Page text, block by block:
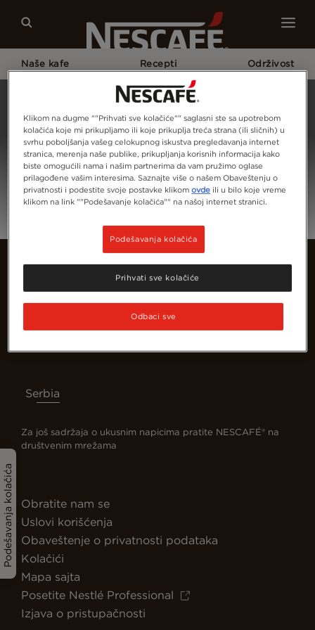
Naše kafe Recepti Održivost
Prijava
Podešavanja kolačića
Serbia
Za još sadržaja o ukusnim napicima pratite NESCAFÉ® na
društvenim mrežama
Obratite nam se
Uslovi korišćenja
Obaveštenje o privatnosti podataka
Kolačići
Mapa sajta
Posetite Nestlé Professional
Izjava o pristupačnosti
Klikom na dugme ""Prihvati sve kolačiće"" saglasni ste sa upotrebom
kolačića koje mi prikupljamo ili koje prikuplja treća strana (ili sličnih) u
svrhu poboljšanja vašeg celokupnog iskustva pregledavanja internet
stranica, merenja naše publike, prikupljanja korisnih informacija kako
biste omogućili nama i našim partnerima da vam pružimo oglase
prilagođene vašim interesima. Saznajte više o našem Obaveštenju o
privatnosti i podestite svoje postavke klikomovde ili u bilo koje vreme
klikom na link ""Podešavanje kolačića"" na našoj internet stranici.
Podešavanja kolačića
Odbaci sve
Prihvati sve kolačiće